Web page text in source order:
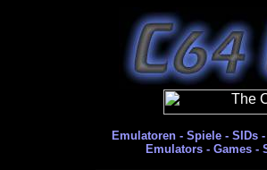
Emulatoren - Spiele - SIDs
Emulators - Games -